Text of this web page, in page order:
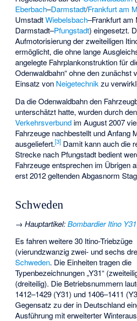
Eberbach–Darmstadt/Frankfurt am
UmstadtWiebelsbach–Frankfurt am
Darmstadt–Pfungstadt) eingesetzt.
Aufmotorisierung der zweiteiligen
ermöglicht, die ohne lange
angelegte Fahrplankonstruktion für
Odenwaldbahn“ ohne den zunächst
Einsatz von Neigetechnikzu
Da die Odenwaldbahn den
unterschätzt hatte, wurden durch den
Verkehrsverbund im August 2007
Fahrzeuge nachbestellt und Anfang
ausgeliefert.[3] Damit kann auch die
Strecke nach Pfungstadt bedient
Fahrzeuge entsprechen im Übrigen
erst 2012 geltenden Abgasnorm
Schweden
→Hauptartikel:Bombardier Itino Y31
Es fahren weitere 30 Itino-Triebzüge
(vierundzwanzig zwei- und sechs
Schweden. Die Einheiten tragen die
Typenbezeichnungen „Y31“
(dreiteilig). Die Betriebsnummern
1412–1429 (Y31) und 1406–1411
Gegensatz zu der in Deutschland
Ausführung mit erweiterter